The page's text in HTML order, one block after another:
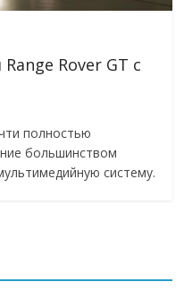
Rover GT с
полностью
большинством
систему.